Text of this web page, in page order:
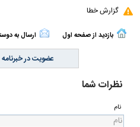
گزارش خطا
بازدید از صفحه اول ارسال به
عضویت در خبرنامه
نظرات شما
نام